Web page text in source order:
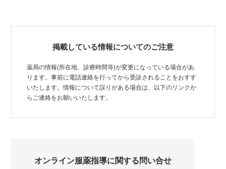
掲載している情報についてのご注意
薬局の情報(所在地、診療時間等)が変更になっている場合があ
ります。事前に電話連絡を行ってから受診されることをおすす
いたします。情報について誤りがある場合は、以下のリンクか
らご連絡をお願いいたします。
オンライン服薬指導に関する問い合せ